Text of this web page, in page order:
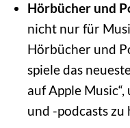
Hörbücher und
nicht nur für
Hörbücher und
spiele das
auf Apple
und -podcasts zu